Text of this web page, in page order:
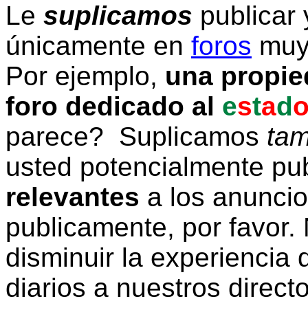
Le suplicamos publicar
únicamente en foros
Por ejemplo, una
foro dedicado al estad
parece? Suplicamos
usted potencialmente
relevantes a los
publicamente, por
disminuir la experiencia
diarios a nuestros